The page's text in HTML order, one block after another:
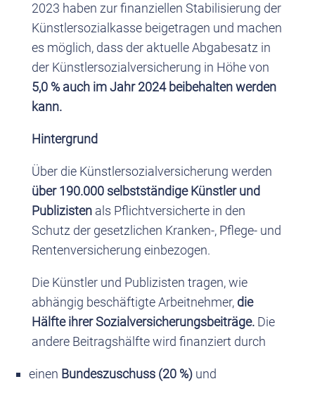
2023 haben zur finanziellen Stabilisierung der
Künstlersozialkasse beigetragen und machen
es möglich, dass der aktuelle Abgabesatz in
der Künstlersozialversicherung in Höhe von
5,0 % auch im Jahr 2024 beibehalten werden
kann.
Hintergrund
Über die Künstlersozialversicherung werden
über 190.000 selbstständige Künstler und
Publizistenals Pflichtversicherte in den
Schutz der gesetzlichen Kranken-, Pflege- und
Rentenversicherung einbezogen.
Die Künstler und Publizisten tragen, wie
abhängig beschäftigte Arbeitnehmer, die
Hälfte ihrer Sozialversicherungsbeiträge.Die
andere Beitragshälfte wird finanziert durch
einen Bundeszuschuss (20 %) und